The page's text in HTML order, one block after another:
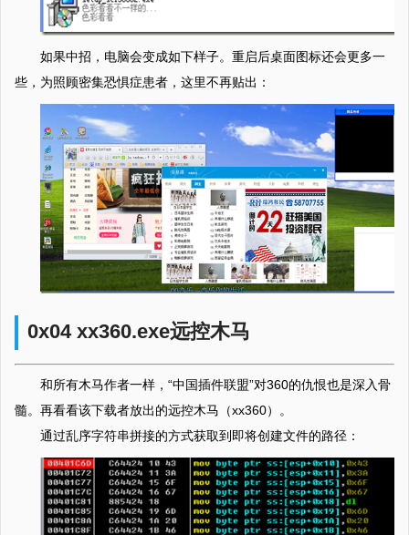
如果中招，电脑会变成如下样子。重启后桌面图标还会更多一
些，为照顾密集恐惧症患者，这里不再贴出：
0x04 xx360.exe远控木马
和所有木马作者一样，“中国插件联盟”对360的仇恨也是深入骨
髓。再看看该下载者放出的远控木马（xx360）。
通过乱序字符串拼接的方式获取到即将创建文件的路径：